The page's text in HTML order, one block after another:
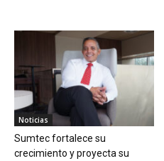
Noticias
Sumtec fortalece su
crecimiento y proyecta su